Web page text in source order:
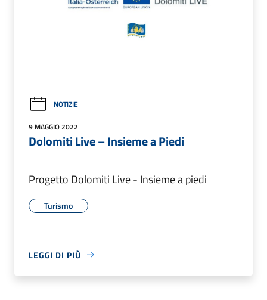
NOTIZIE
9 MAGGIO 2022
Dolomiti Live – Insieme a Piedi
Progetto Dolomiti Live - Insieme a piedi
Turismo
LEGGI DI PIÙ